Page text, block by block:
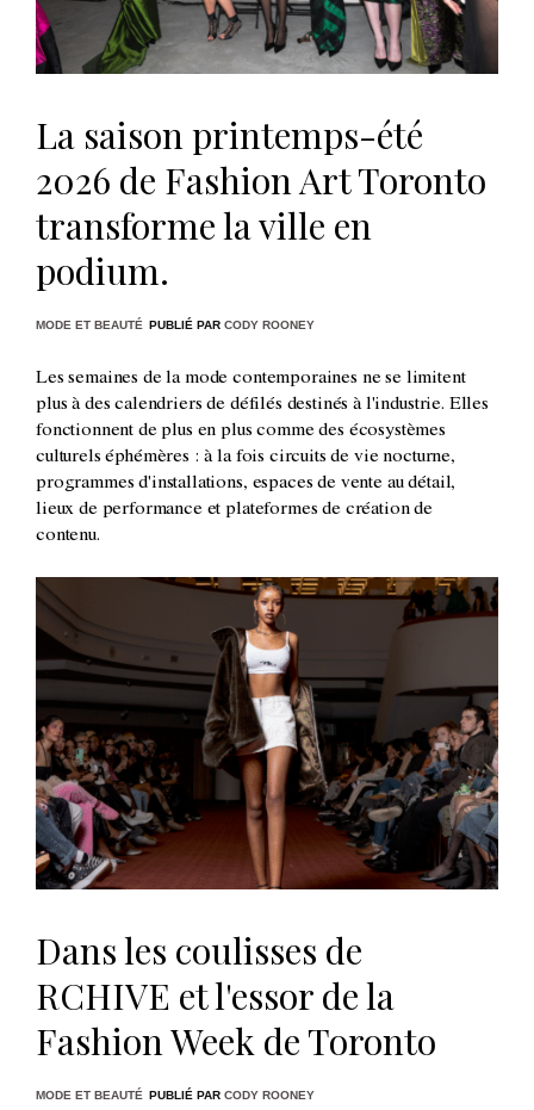
La saison printemps-été
2026 de Fashion Art Toronto
transforme la ville en
podium.
MODE ET BEAUTÉ PUBLIÉ PAR CODY ROONEY
Les semaines de la mode contemporaines ne se limitent
plus à des calendriers de défilés destinés à l'industrie. Elles
fonctionnent de plus en plus comme des écosystèmes
culturels éphémères : à la fois circuits de vie nocturne,
programmes d'installations, espaces de vente au détail,
lieux de performance et plateformes de création de
contenu.
Dans les coulisses de
RCHIVE et l'essor de la
Fashion Week de Toronto
MODE ET BEAUTÉ PUBLIÉ PAR CODY ROONEY